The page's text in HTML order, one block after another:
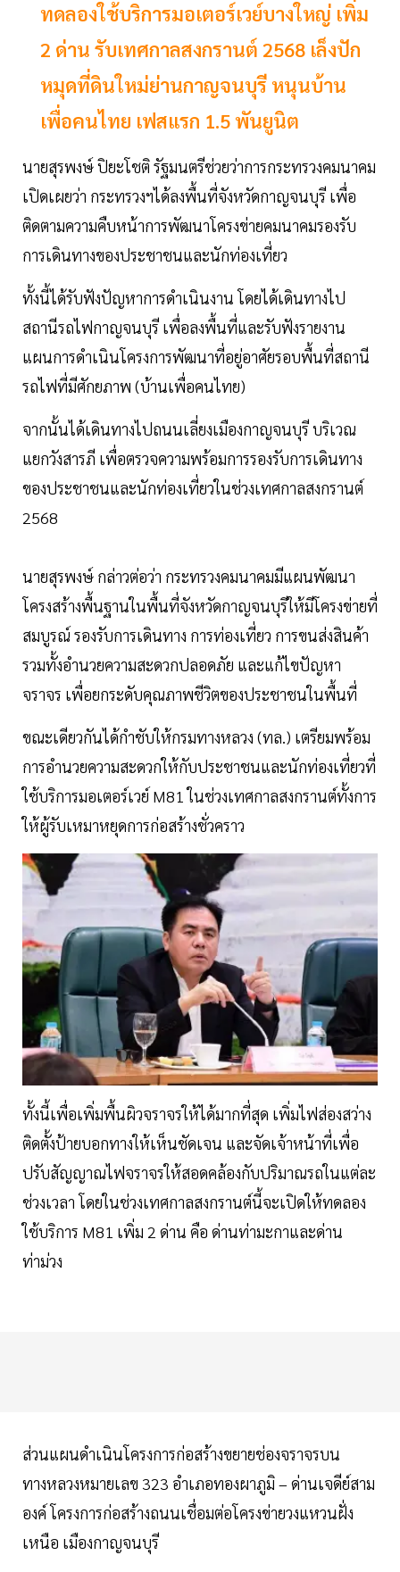
ทดลองใช้บริการมอเตอร์เวย์บางใหญ่ เพิ่ม
2 ด่าน รับเทศกาลสงกรานต์ 2568 เล็งปัก
หมุดที่ดินใหม่ย่านกาญจนบุรี หนุนบ้าน
เพื่อคนไทย เฟสแรก 1.5 พันยูนิต
นายสุรพงษ์ ปิยะโชติ รัฐมนตรีช่วยว่าการกระทรวงคมนาคม
เปิดเผยว่า กระทรวงฯได้ลงพื้นที่จังหวัดกาญจนบุรี เพื่อ
ติดตามความคืบหน้าการพัฒนาโครงข่ายคมนาคมรองรับ
การเดินทางของประชาชนและนักท่องเที่ยว
ทั้งนี้ได้รับฟังปัญหาการดำเนินงาน โดยได้เดินทางไป
สถานีรถไฟกาญจนบุรี เพื่อลงพื้นที่และรับฟังรายงาน
แผนการดำเนินโครงการพัฒนาที่อยู่อาศัยรอบพื้นที่สถานี
รถไฟที่มีศักยภาพ (บ้านเพื่อคนไทย)
จากนั้นได้เดินทางไปถนนเลี่ยงเมืองกาญจนบุรี บริเวณ
แยกวังสารภี เพื่อตรวจความพร้อมการรองรับการเดินทาง
ของประชาชนและนักท่องเที่ยวในช่วงเทศกาลสงกรานต์
2568
นายสุรพงษ์ กล่าวต่อว่า กระทรวงคมนาคมมีแผนพัฒนา
โครงสร้างพื้นฐานในพื้นที่จังหวัดกาญจนบุรีให้มีโครงข่ายที่
สมบูรณ์ รองรับการเดินทาง การท่องเที่ยว การขนส่งสินค้า
รวมทั้งอำนวยความสะดวกปลอดภัย และแก้ไขปัญหา
จราจร เพื่อยกระดับคุณภาพชีวิตของประชาชนในพื้นที่
ขณะเดียวกันได้กำชับให้กรมทางหลวง (ทล.) เตรียมพร้อม
การอำนวยความสะดวกให้กับประชาชนและนักท่องเที่ยวที่
ใช้บริการมอเตอร์เวย์ M81 ในช่วงเทศกาลสงกรานต์ทั้งการ
ให้ผู้รับเหมาหยุดการก่อสร้างชั่วคราว
ทั้งนี้เพื่อเพิ่มพื้นผิวจราจรให้ได้มากที่สุด เพิ่มไฟส่องสว่าง
ติดตั้งป้ายบอกทางให้เห็นชัดเจน และจัดเจ้าหน้าที่เพื่อ
ปรับสัญญาณไฟจราจรให้สอดคล้องกับปริมาณรถในแต่ละ
ช่วงเวลา โดยในช่วงเทศกาลสงกรานต์นี้จะเปิดให้ทดลอง
ใช้บริการ M81 เพิ่ม 2 ด่าน คือ ด่านท่ามะกาและด่าน
ท่าม่วง
ส่วนแผนดำเนินโครงการก่อสร้างขยายช่องจราจรบน
ทางหลวงหมายเลข 323 อำเภอทองผาภูมิ – ด่านเจดีย์สาม
องค์ โครงการก่อสร้างถนนเชื่อมต่อโครงข่ายวงแหวนฝั่ง
เหนือ เมืองกาญจนบุรี